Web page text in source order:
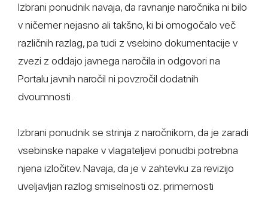
Izbrani ponudnik navaja, da ravnanje naročnika ni bilo
v ničemer nejasno ali takšno, ki bi omogočalo več
različnih razlag, pa tudi z vsebino dokumentacije v
zvezi z oddajo javnega naročila in odgovori na
Portalu javnih naročil ni povzročil dodatnih
dvoumnosti.
Izbrani ponudnik se strinja z naročnikom, da je zaradi
vsebinske napake v vlagateljevi ponudbi potrebna
njena izločitev. Navaja, da je v zahtevku za revizijo
uveljavljan razlog smiselnosti oz. primernosti